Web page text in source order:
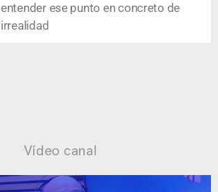
entender ese punto en concreto de
irrealidad
Vídeo canal